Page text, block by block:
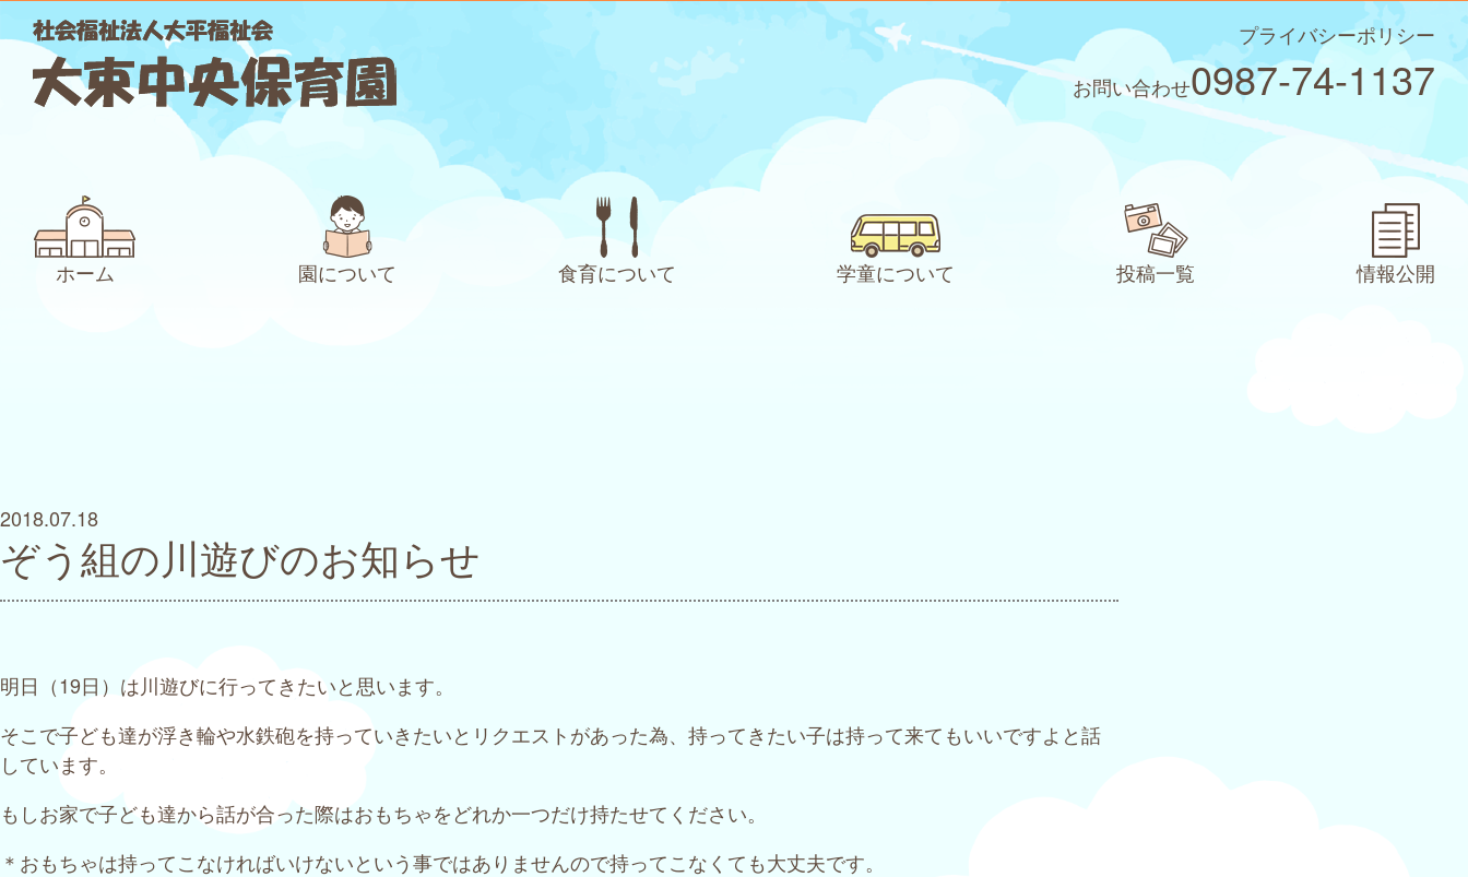
プライバシーポリシー
お問い合わせ0987-74-1137
ホーム 園について 食育について 学童について 投稿一覧 情報公開
ぞう組の川遊びのお知らせ
2018.07.18
明日（19日）は川遊びに行ってきたいと思います。
そこで子ども達が浮き輪や水鉄砲を持っていきたいとリクエストがあった為、持ってきたい子は持って来てもいいですよと話
しています。
もしお家で子ども達から話が合った際はおもちゃをどれか一つだけ持たせてください。
＊おもちゃは持ってこなければいけないという事ではありませんので持ってこなくても大丈夫です。